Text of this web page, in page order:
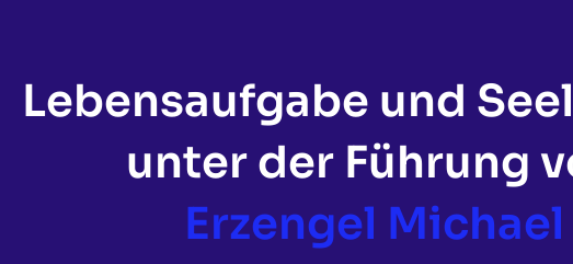
Lebensaufgabe und
unter der Führung
Erzengel Michael